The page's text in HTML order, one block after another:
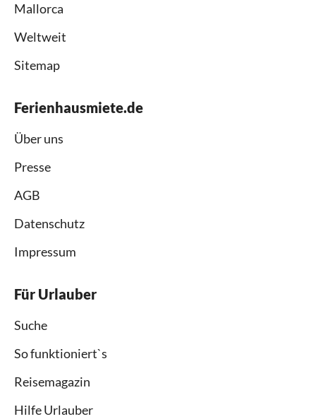
Mallorca
Weltweit
Sitemap
Ferienhausmiete.de
Über uns
Presse
AGB
Datenschutz
Impressum
Für Urlauber
Suche
So funktioniert`s
Reisemagazin
Hilfe Urlauber